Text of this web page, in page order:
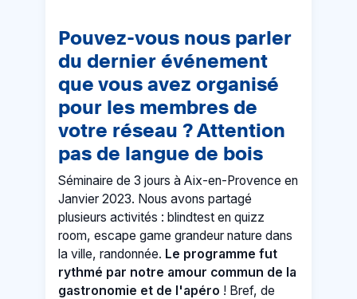
Pouvez-vous nous parler
du dernier événement
que vous avez organisé
pour les membres de
votre réseau ? Attention
pas de langue de bois
Séminaire de 3 jours à Aix-en-Provence en
Janvier 2023. Nous avons partagé
plusieurs activités : blindtest en quizz
room, escape game grandeur nature dans
la ville, randonnée. Le programme fut
rythmé par notre amour commun de la
gastronomie et de l'apéro ! Bref, de